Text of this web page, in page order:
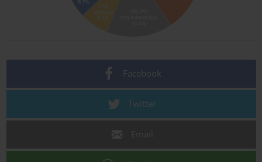
Facebook
Twitter